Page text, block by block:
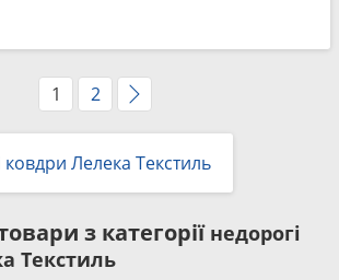
1 2
ковдри Лелека Текстиль
з категорії недорогі
Текстиль